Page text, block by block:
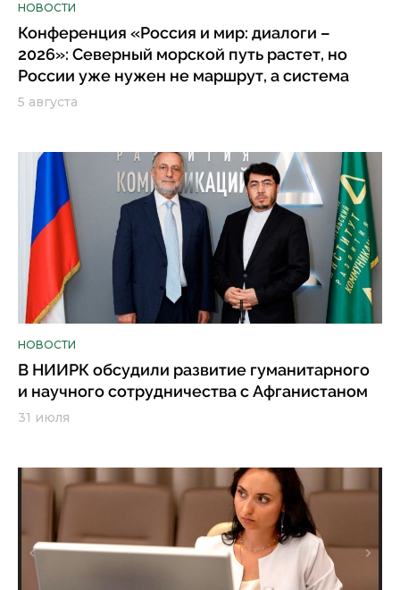
НОВОСТИ
Конференция «Россия и мир: диалоги –
2026»: Северный морской путь растет, но
России уже нужен не маршрут, а система
5 августа
НОВОСТИ
В НИИРК обсудили развитие гуманитарного
и научного сотрудничества с Афганистаном
31 июля